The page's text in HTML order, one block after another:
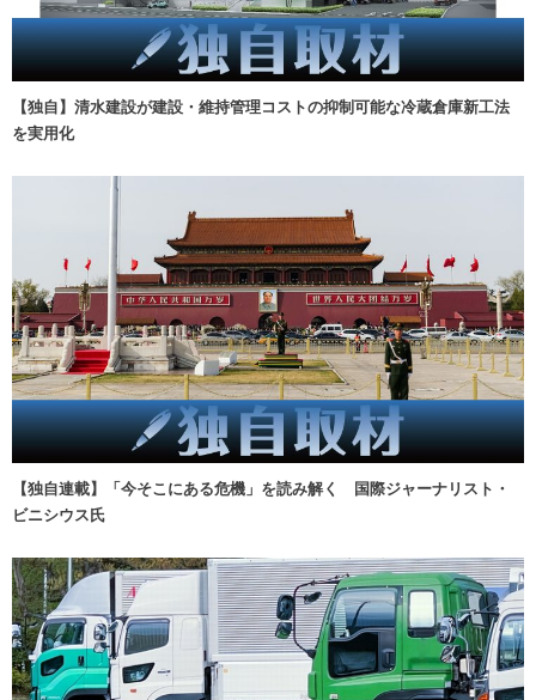
【独自】清水建設が建設・維持管理コストの抑制可能な冷蔵倉庫新工法
を実用化
【独自連載】「今そこにある危機」を読み解く 国際ジャーナリスト・
ビニシウス氏